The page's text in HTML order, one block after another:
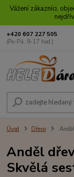
Vážení zákazníci,
+420 607 227 505
(Po-Pá, 9-17 hod.)
Úvod Dřevo
Anděl
Skvělá